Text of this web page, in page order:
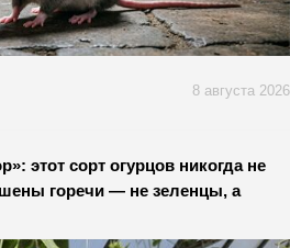
8 августа 2026
этот сорт огурцов никогда не
горечи — не зеленцы, а